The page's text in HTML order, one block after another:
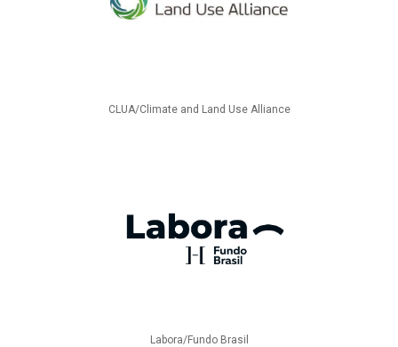
CLUA/Climate and Land Use Alliance
Labora/Fundo Brasil